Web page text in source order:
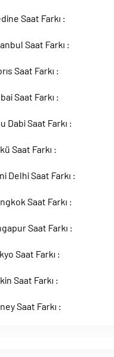
Saat Farkı :
Saat Farkı :
Saat Farkı :
Saat Farkı :
Dabi Saat Farkı :
Saat Farkı :
Delhi Saat Farkı :
Saat Farkı :
Saat Farkı :
Saat Farkı :
Saat Farkı :
Saat Farkı :